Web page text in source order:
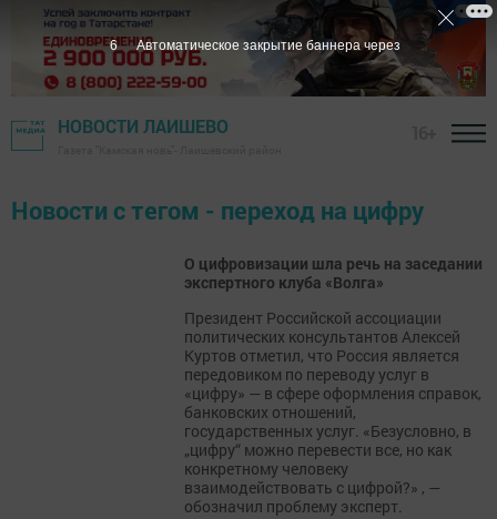
НОВОСТИ ЛАИШЕВО
Новости с тегом - переход на цифру
О цифровизации шла речь на заседании
экспертного клуба «Волга»
Президент Российской ассоциации
политических консультантов Алексей
Куртов отметил, что Россия является
передовиком по переводу услуг в
«цифру» — в сфере оформления справок,
банковских отношений,
государственных услуг. «Безусловно, в
„цифру“ можно перевести все, но как
конкретному человеку
взаимодействовать с цифрой?» , —
обозначил проблему эксперт.
6 Автоматическое закрытие баннера через